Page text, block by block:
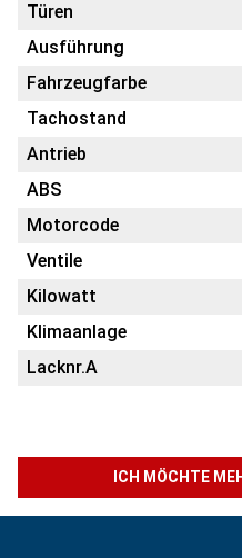
Türen
Ausführung
Fahrzeugfarbe
Tachostand
Antrieb
ABS
Motorcode
Ventile
Kilowatt
Klimaanlage
Lacknr.A
ICH MÖCHTE